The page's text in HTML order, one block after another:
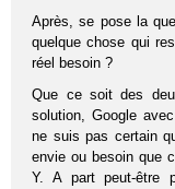
Après, se pose la
quelque chose qui
réel besoin ?
Que ce soit des
solution, Google
ne suis pas certain
envie ou besoin que
Y. A part peut-être